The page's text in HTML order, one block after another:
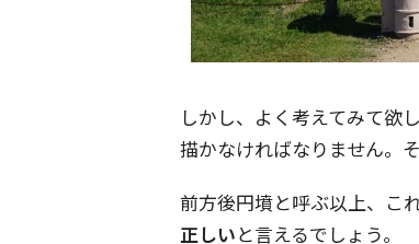
しかし、よく考えてみて欲
描かなければなりません。
前方後円墳と呼ぶ以上、こ
正しいと言えるでしょう。